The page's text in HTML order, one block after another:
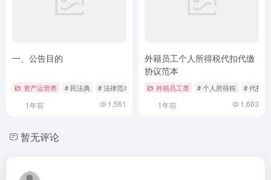
一、公告目的
资产运营类 # 民法典 # 法律范本 # 竞价公告
1年前 1,561
外籍员工个人所得税代扣代缴
协议范本
外籍员工类 # 个人所得税 # 代扣代
1年前 1,663
暂无评论